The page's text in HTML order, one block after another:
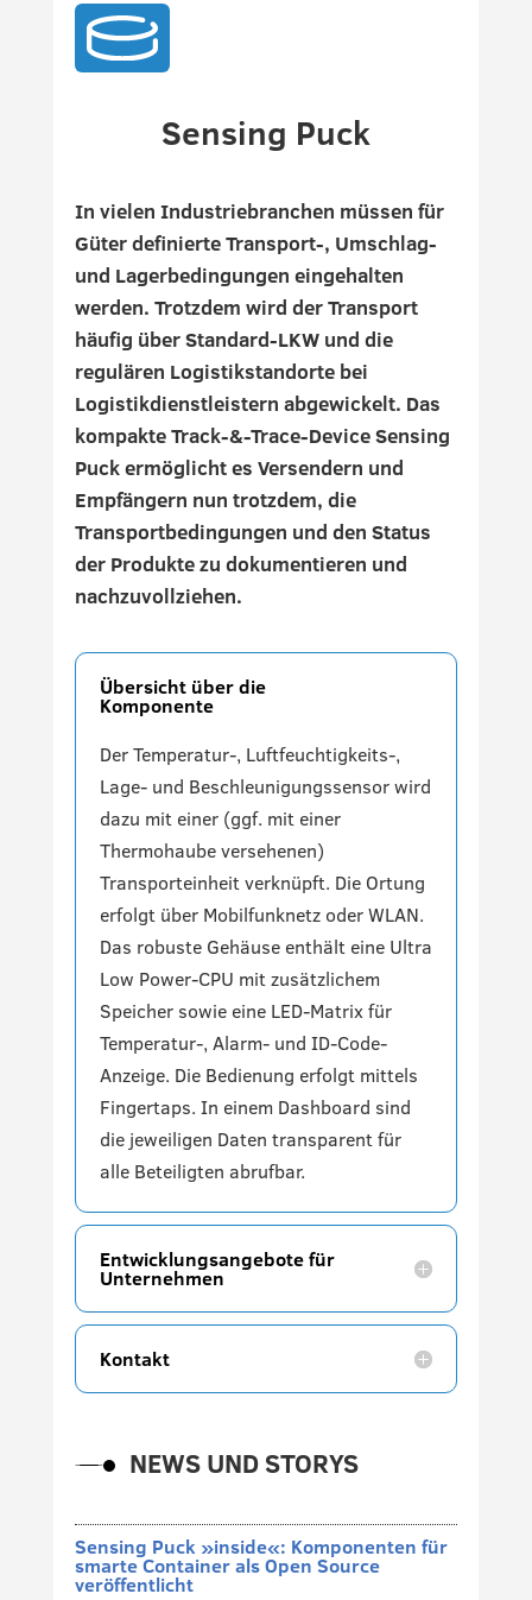
Sensing Puck
In vielen Industriebranchen müssen für
Güter definierte Transport-, Umschlag-
und Lagerbedingungen eingehalten
werden. Trotzdem wird der Transport
häufig über Standard-LKW und die
regulären Logistikstandorte bei
Logistikdienstleistern abgewickelt. Das
kompakte Track-&-Trace-Device Sensing
Puck ermöglicht es Versendern und
Empfängern nun trotzdem, die
Transportbedingungen und den Status
der Produkte zu dokumentieren und
nachzuvollziehen.
Übersicht über die
Komponente
Der Temperatur-, Luftfeuchtigkeits-,
Lage- und Beschleunigungssensor wird
dazu mit einer (ggf. mit einer
Thermohaube versehenen)
Transporteinheit verknüpft. Die Ortung
erfolgt über Mobilfunknetz oder WLAN.
Das robuste Gehäuse enthält eine Ultra
Low Power-CPU mit zusätzlichem
Speicher sowie eine LED-Matrix für
Temperatur-, Alarm- und ID-Code-
Anzeige. Die Bedienung erfolgt mittels
Fingertaps. In einem Dashboard sind
die jeweiligen Daten transparent für
alle Beteiligten abrufbar.
Entwicklungsangebote für
Unternehmen
Kontakt
NEWS UND STORYS
Sensing Puck »inside«: Komponenten für
smarte Container als Open Source
veröffentlicht